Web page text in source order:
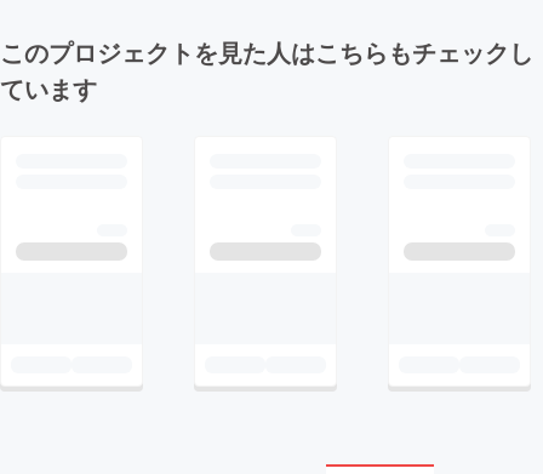
このプロジェクトを見た人はこちらもチェックし
ています